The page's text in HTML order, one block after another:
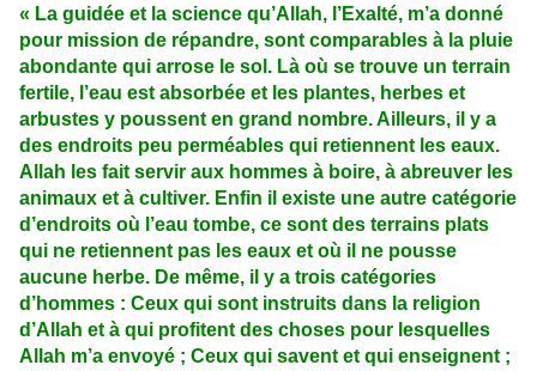
« La guidée et la science qu’Allah, l’Exalté, m’a donné
pour mission de répandre, sont comparables à la pluie
abondante qui arrose le sol. Là où se trouve un terrain
fertile, l’eau est absorbée et les plantes, herbes et
arbustes y poussent en grand nombre. Ailleurs, il y a
des endroits peu perméables qui retiennent les eaux.
Allah les fait servir aux hommes à boire, à abreuver les
animaux et à cultiver. Enfin il existe une autre catégorie
d’endroits où l’eau tombe, ce sont des terrains plats
qui ne retiennent pas les eaux et où il ne pousse
aucune herbe. De même, il y a trois catégories
d’hommes : Ceux qui sont instruits dans la religion
d’Allah et à qui profitent des choses pour lesquelles
Allah m’a envoyé ; Ceux qui savent et qui enseignent ;